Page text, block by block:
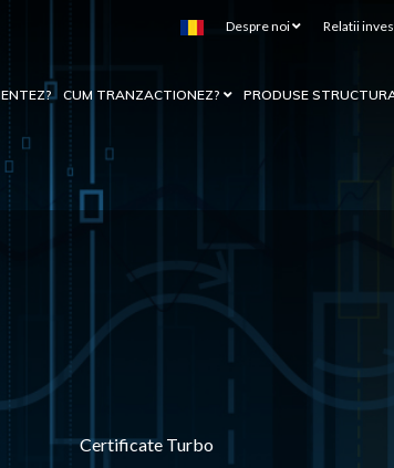
Despre noi Relatii
CUM TRANZACTIONEZ? PRODUSE
Certificate Turbo